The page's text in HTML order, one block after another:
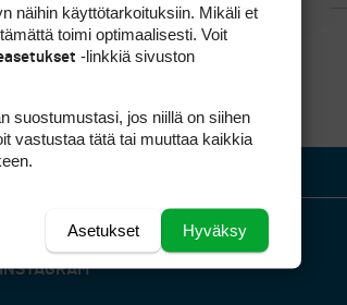
INSTAGRAM
näihin käyttötarkoituksiin. Mikäli et
toimi optimaalisesti. Voit
-linkkiä sivuston
suostumustasi, jos niillä on siihen
vastustaa tätä tai muuttaa kaikkia
Hyväksy
Asetukset